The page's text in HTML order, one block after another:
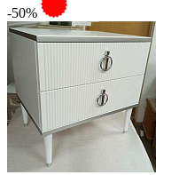
-50%